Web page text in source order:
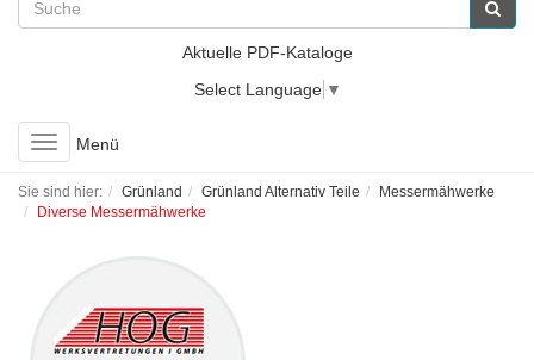
Aktuelle PDF-Kataloge
Select Language ▼
Toggle
navigation
Menü
Sie sind hier: Grünland Grünland Alternativ Teile
Messermähwerke
Diverse Messermähwerke